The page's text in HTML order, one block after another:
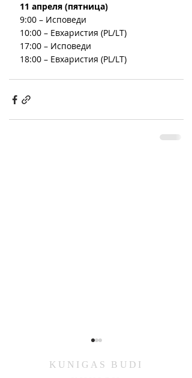
11 апреля (пятница)
9:00 – Исповеди
10:00 – Евхаристия (PL/LT)
17:00 – Исповеди
18:00 – Евхаристия (PL/LT)
KUNIGAS BUDI